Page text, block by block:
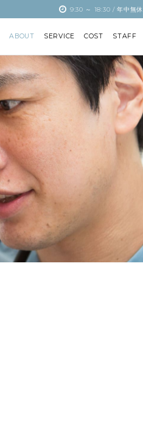
9:30 ～ 18:30 / 年中無休
ABOUT SERVICE COST STAFF